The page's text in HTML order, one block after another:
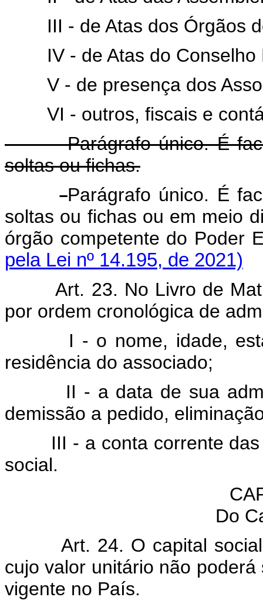
III - de Atas dos Órgãos
IV - de Atas do Conselho
V - de presença dos
VI - outros, fiscais e
Parágrafo único. É
soltas ou fichas.
Parágrafo único. É
soltas ou fichas ou em meio
órgão competente do
pela Lei nº 14.195, de 2021)
Art. 23. No Livro de
por ordem cronológica de
I - o nome, idade,
residência do associado;
II - a data de sua
demissão a pedido,
III - a conta corrente das
social.
Do
Art. 24. O capital
cujo valor unitário não
vigente no País.